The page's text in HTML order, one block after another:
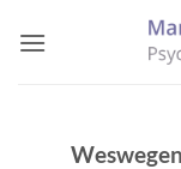
Inhalt